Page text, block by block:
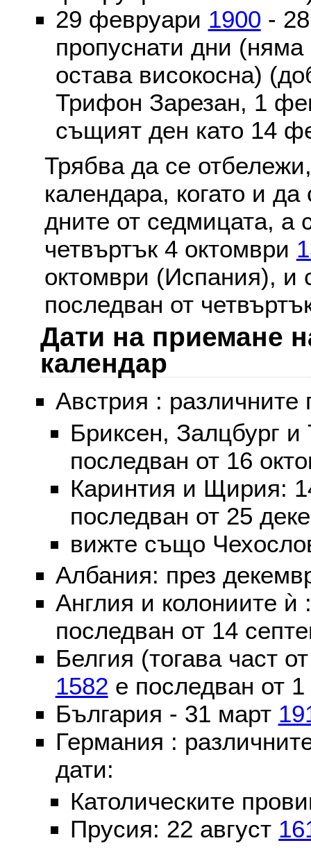
29 февруари 1900 -
пропуснати дни
остава високосна)
Трифон Зарезан, 1
същият ден като 14
Трябва да се
календара, когато и
дните от седмицата, а
четвъртък 4 октомври
октомври (Испания), и
последван от
Дати на приемане
календар
Австрия :
Бриксен, Залцбург
последван от 16
Каринтия и Щирия:
последван от 25
вижте също
Албания: през
Англия и колониите
последван от 14
Белгия (тогава част
1582 е последван от
България - 31 март
Германия :
дати:
Католическите
Прусия: 22 август